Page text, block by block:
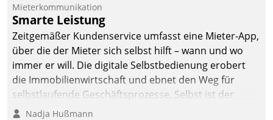
Mieterkommunikation
Smarte Leistung
Zeitgemäßer Kundenservice umfasst eine Mieter-App,
über die der Mieter sich selbst hilft – wann und wo
immer er will. Die digitale Selbstbedienung erobert
die Immobilienwirtschaft und ebnet den Weg für
selbstlaufende Geschäftsprozesse. Selbst ist der
Kunde und smart der Serviceanbieter.
Nadja Hußmann